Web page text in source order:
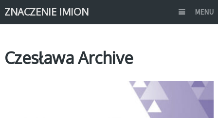
ZNACZENIE IMION MENU
Czesława Archive